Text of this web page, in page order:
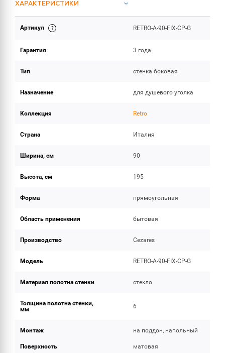
ХАРАКТЕРИСТИКИ
ОБЪЕМ ПОСТАВКИ
Артикул RETRO-A-90-FIX-CP-G
Гарантия 3 года
Тип стенка боковая
Назначение для душевого уголка
Коллекция Retro
Страна Италия
Ширина, см 90
Высота, см 195
Форма прямоугольная
Область применения бытовая
Производство Cezares
Модель RETRO-A-90-FIX-CP-G
Материал полотна стенки стекло
Толщина полотна стенки,
мм
6
Монтаж на поддон, напольный
Поверхность матовая